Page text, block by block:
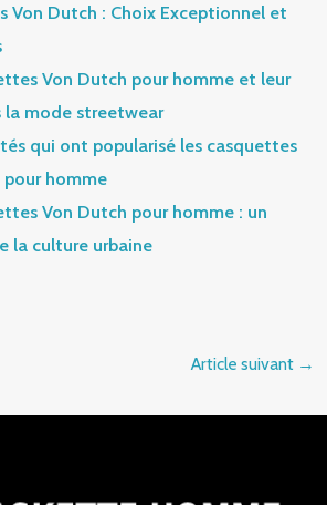
Von Dutch : Choix Exceptionnel et
Von Dutch pour homme et leur
la mode streetwear
qui ont popularisé les casquettes
homme
Von Dutch pour homme : un
la culture urbaine
Article suivant →